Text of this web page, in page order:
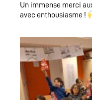
Un immense merci
avec enthousiasme !